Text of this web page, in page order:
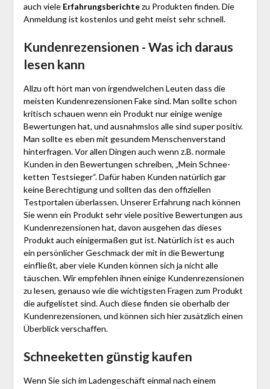
auch viele Erfahrungsberichtezu Produkten finden. Die
Anmeldung ist kostenlos und geht meist sehr schnell.
Kundenrezensionen - Was ich daraus
lesen kann
Allzu oft hört man von irgendwelchen Leuten dass die
meisten Kundenrezensionen Fake sind. Man sollte schon
kritisch schauen wenn ein Produkt nur einige wenige
Bewertungen hat, und ausnahmslos alle sind super positiv.
Man sollte es eben mit gesundem Menschenverstand
hinterfragen. Vor allen Dingen auch wenn z.B. normale
Kunden in den Bewertungen schreiben, „Mein Schnee­
ketten Testsieger“. Dafür haben Kunden natürlich gar
keine Berechtigung und sollten das den offiziellen
Testportalen überlassen. Unserer Erfahrung nach können
Sie wenn ein Produkt sehr viele positive Bewertungen aus
Kundenrezensionen hat, davon ausgehen das dieses
Produkt auch einigermaßen gut ist. Natürlich ist es auch
ein persönlicher Geschmack der mit in die Bewertung
einfließt, aber viele Kunden können sich ja nicht alle
täuschen. Wir empfehlen ihnen einige Kundenrezensionen
zu lesen, genauso wie die wichtigsten Fragen zum Produkt
die aufgelistet sind. Auch diese finden sie oberhalb der
Kundenrezensionen, und können sich hier zusätzlich einen
Überblick verschaffen.
Schnee­ketten günstig kaufen
Wenn Sie sich im Ladengeschäft einmal nach einem